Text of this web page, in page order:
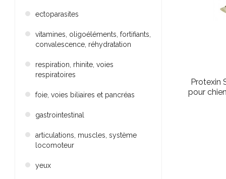
ectoparasites
vitamines, oligoéléments, fortifiants,
convalescence, réhydratation
respiration, rhinite, voies
respiratoires
foie, voies biliaires et pancréas
gastrointestinal
articulations, muscles, système
locomoteur
yeux
Protexin
pour